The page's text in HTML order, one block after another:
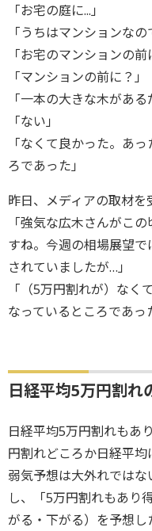
「お宅の庭に...」
「うちはマンションなの
「お宅のマンションの前
「マンションの前に？」
「一本の大きな木がある
「ない」
「なくて良かった。あ
ろであった」
昨日、メディアの取材を
「強気な広木さんがこ
すね。今週の相場展望
されていましたが…」
「（5万円割れが）な
なっているところであっ
日経平均5万円割れ
日経平均5万円割れもあ
円割れどころか日経平均
弱気予想は大外れでは
し、「5万円割れもあり
がる・下がる）を予想